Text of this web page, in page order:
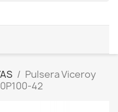
Pulsera Viceroy
42